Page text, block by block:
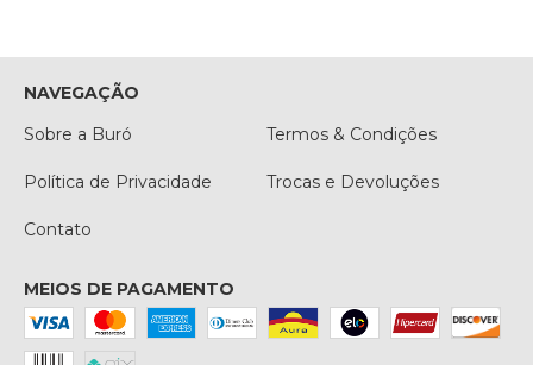
NAVEGAÇÃO
Sobre a Buró
Termos & Condições
Política de Privacidade Trocas e Devoluções
Contato
MEIOS DE PAGAMENTO